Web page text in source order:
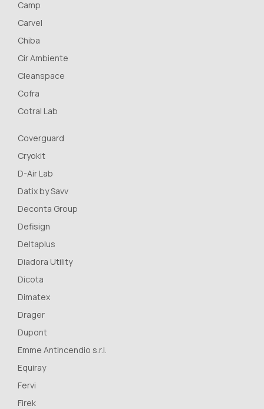
Camp
Carvel
Chiba
Cir Ambiente
Cleanspace
Cofra
Cotral Lab
Coverguard
Cryokit
D-Air Lab
Datix by Savv
Deconta Group
Defisign
Deltaplus
Diadora Utility
Dicota
Dimatex
Drager
Dupont
Emme Antincendio s.r.l.
Equiray
Fervi
Firek